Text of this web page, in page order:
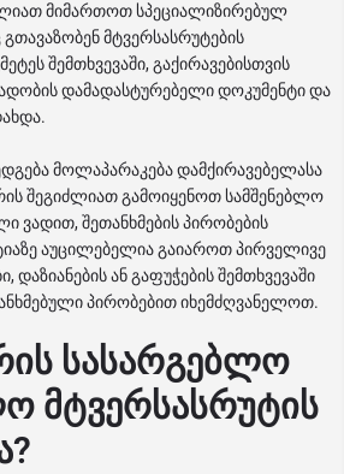
მიმართოთ სპეციალიზირებულ
მტვერსასრუტების
შემთხვევაში, გაქირავებისთვის
დამადასტურებელი დოკუმენტი და
მოლაპარაკება დამქირავებელასა
შეგიძლიათ გამოიყენოთ სამშენებლო
ვადით, შეთანხმების პირობების
აუცილებელია გაიაროთ პირველივე
დაზიანების ან გაფუჭების შემთხვევაში
პირობებით იხემძღვანელოთ.
სასარგებლო
მტვერსასრუტის